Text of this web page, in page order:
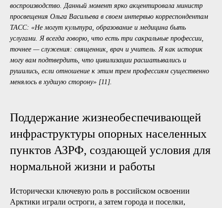
производств. Но для этого требуются не только
технологии, исходные материалы и комплектующие, но и
поддержание достойного качества жизни за Полярным
кругом. Местное сообщество арктических поселений —
сейчас это, конечно, не только врач, священник и учитель,
как во времена Д. И. Менделеева. Это и представители
широкого круга современных профессий.
представление о сакральности этих практик, поскольку они
лежат в основе воспроизводства жизни и создают
социокультурный каркас территории, обеспечивающий такое
воспроизводство. Данный момент ярко акцентировала министр
просвещения Ольга Васильева в своем интервью корреспондентам
ТАСС: «Не могут культура, образование и медицина быть
точнее — служения: священник, врач и учитель. Я как историк
могу вам подтвердить, что цивилизации расшатывались и